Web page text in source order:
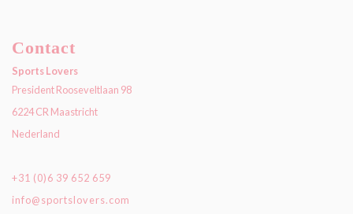
Contact
Sports Lovers
President Rooseveltlaan 98
6224 CR Maastricht
Nederland
+31 (0)6 39 652 659
info@sportslovers.com